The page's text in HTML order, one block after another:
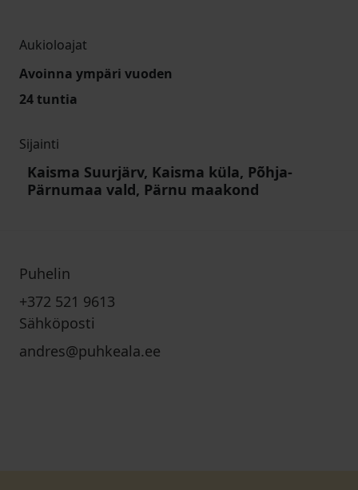
Aukioloajat
Avoinna ympäri vuoden
24 tuntia
Sijainti
Kaisma Suurjärv, Kaisma küla, Põhja-
Pärnumaa vald, Pärnu maakond
Puhelin
+372 521 9613
Sähköposti
andres@puhkeala.ee